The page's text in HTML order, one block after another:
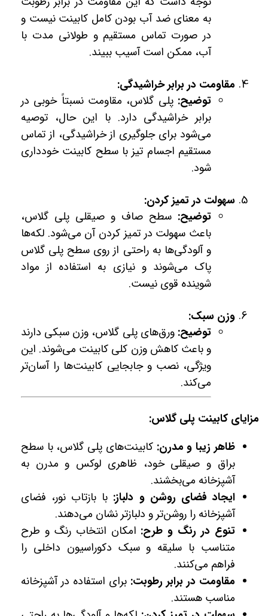
به معنای ضد آب بودن کامل کابینت نیست و
در صورت تماس مستقیم و طولانی مدت با
آب، ممکن است آسیب ببیند.
مقاومت در برابر خراشیدگی:
توضیح: پلی گلاس، مقاومت نسبتاً خوبی در
برابر خراشیدگی دارد. با این حال، توصیه
می‌شود برای جلوگیری از خراشیدگی، از تماس
مستقیم اجسام تیز با سطح کابینت خودداری
شود.
سهولت در تمیز کردن:
توضیح: سطح صاف و صیقلی پلی گلاس،
باعث سهولت در تمیز کردن آن می‌شود. لکه‌ها
و آلودگی‌ها به راحتی از روی سطح پلی گلاس
پاک می‌شوند و نیازی به استفاده از مواد
شوینده قوی نیست.
وزن سبک:
توضیح: ورق‌های پلی گلاس، وزن سبکی دارند
و باعث کاهش وزن کلی کابینت می‌شوند. این
ویژگی، نصب و جابجایی کابینت‌ها را آسان‌تر
می‌کند.
مزایای کابینت پلی گلاس:
ظاهر زیبا و مدرن: کابینت‌های پلی گلاس، با سطح
براق و صیقلی خود، ظاهری لوکس و مدرن به
آشپزخانه می‌بخشند.
ایجاد فضای روشن و دلباز: با بازتاب نور، فضای
آشپزخانه را روشن‌تر و دلبازتر نشان می‌دهند.
تنوع در رنگ و طرح: امکان انتخاب رنگ و طرح
متناسب با سلیقه و سبک دکوراسیون داخلی را
فراهم می‌کنند.
مقاومت در برابر رطوبت: برای استفاده در آشپزخانه
مناسب هستند.